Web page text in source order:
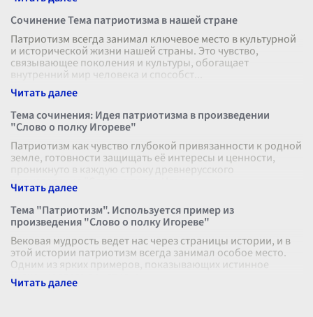
Сочинение Тема патриотизма в нашей стране
Патриотизм всегда занимал ключевое место в культурной
и исторической жизни нашей страны. Это чувство,
связывающее поколения и культуры, обогащает
внутренний мир человека и способст
Тема сочинения: Идея патриотизма в произведении
"Слово о полку Игореве"
Патриотизм как чувство глубокой привязанности к родной
земле, готовности защищать её интересы и ценности,
проникнуто в каждую строку древнерусского
произведения "Слово о полку Игор
Тема "Патриотизм". Используется пример из
произведения "Слово о полку Игореве"
Вековая мудрость ведет нас через страницы истории, и в
этой истории патриотизм всегда занимал особое место.
Одним из ярких примеров, показывающих истинное
значение этого понятия, я